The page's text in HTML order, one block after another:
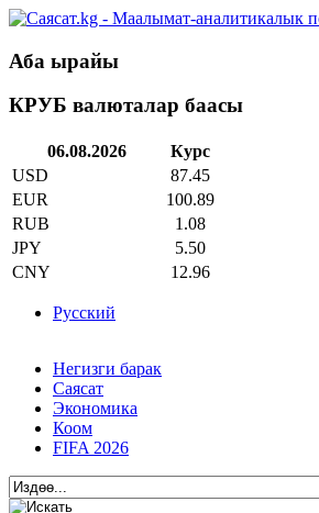
Аба ырайы
КРУБ валюталар баасы
06.08.2026
Курс
USD
87.45
EUR
100.89
RUB
1.08
JPY
5.50
CNY
12.96
Русский
Негизги барак
Саясат
Экономика
Коом
FIFA 2026